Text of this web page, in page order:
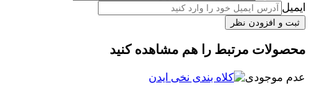
ایمیل
محصولات مرتبط را هم مشاهده کنید
عدم موجودی